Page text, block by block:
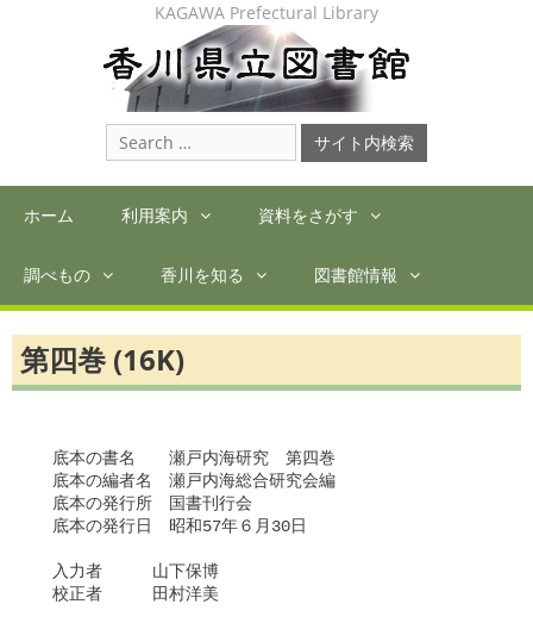
KAGAWA Prefectural Library
Search
for:
ホーム 利用案内 資料をさがす
調べもの 香川を知る 図書館情報
第四巻 (16K)
底本の書名　　瀬戸内海研究　第四巻
底本の編者名　瀬戸内海総合研究会編
底本の発行所　国書刊行会
底本の発行日　昭和57年６月30日
入力者　　　山下保博
校正者　　　田村洋美